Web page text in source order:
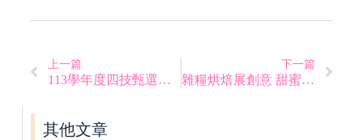
上一篇
113學年度四技甄選入學面試時間及注意事項
下一篇
雜糧烘焙展創意 甜蜜飄香營養高 2024第五屆國產雜糧創意烘焙競賽
其他文章